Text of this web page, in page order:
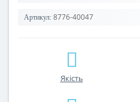
Артикул: 8776-40047
Якість